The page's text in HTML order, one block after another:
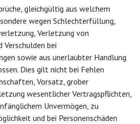
gleichgültig aus welchem
wegen Schlechterfüllung,
Verletzung von
Verschulden bei
sowie aus unerlaubter Handlung
Dies gilt nicht bei Fehlen
Vorsatz, grober
wesentlicher Vertragspflichten,
Unvermögen, zu
und bei Personenschäden